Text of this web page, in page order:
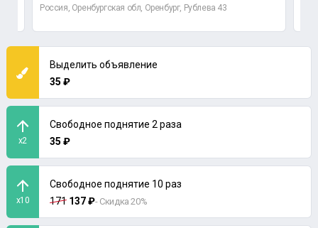
Россия, Оренбургская обл, Оренбург, Рублева 43
Выделить объявление
35 ₽
x2
Свободное поднятие 2 раза
35 ₽
x10
Свободное поднятие 10 раз
171 137 ₽- Скидка 20%